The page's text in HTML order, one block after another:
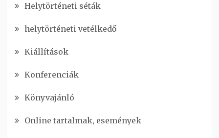
Helytörténeti séták
helytörténeti vetélkedő
Kiállítások
Konferenciák
Könyvajánló
Online tartalmak, események